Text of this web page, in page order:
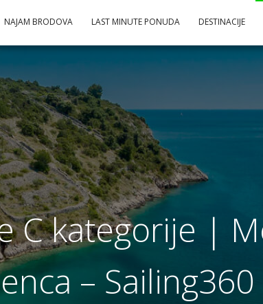
NAJAM BRODOVA LAST MINUTE PONUDA DESTINACIJE
C kategorije |
– Sailing360